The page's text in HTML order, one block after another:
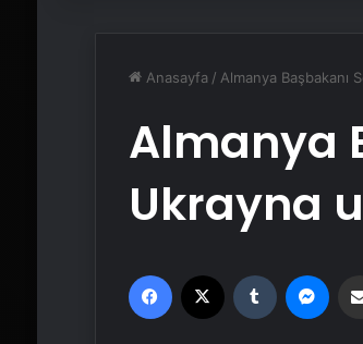
Anasayfa / Almanya Başbakanı
Almanya
Ukrayna
Facebook Tumblr